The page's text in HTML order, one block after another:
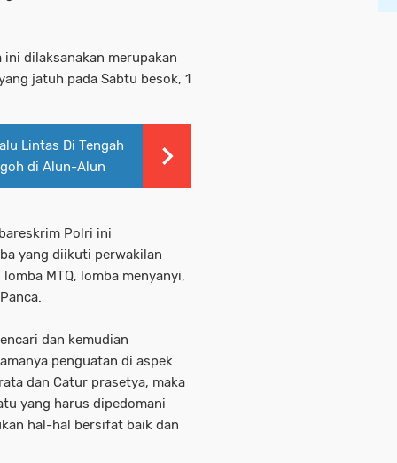
dilaksanakan merupakan
jatuh pada Sabtu besok, 1
Lintas Di Tengah
di Alun-Alun
Polri ini
yang diikuti perwakilan
MTQ, lomba menyanyi,
dan kemudian
penguatan di aspek
dan Catur prasetya, maka
yang harus dipedomani
hal-hal bersifat baik dan